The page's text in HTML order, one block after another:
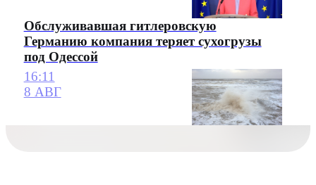
Обслуживавшая гитлеровскую
Германию компания теряет сухогрузы
под Одессой
16:11
8 АВГ